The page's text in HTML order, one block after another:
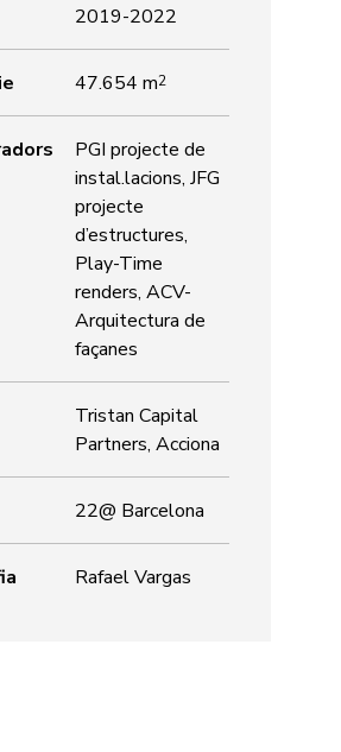
2019-2022
47.654 m2
PGI projecte de
instal.lacions, JFG
projecte
d’estructures,
Play-Time
renders, ACV-
Arquitectura de
façanes
Tristan Capital
Partners, Acciona
22@ Barcelona
Rafael Vargas